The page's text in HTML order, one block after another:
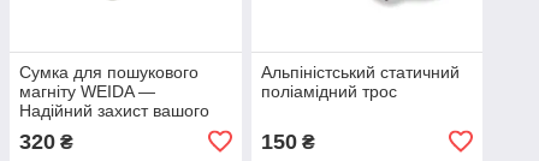
Сумка для пошукового
магніту WEIDA —
Надійний захист вашого
320 ₴
Альпіністський статичний
поліамідний трос
150₴